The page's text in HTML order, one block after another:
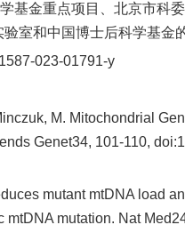
基金重点项目、北京市科
室和中国博士后科学基金
023-01791-y
M. Mitochondrial
Genet34, 101-110,
mutant mtDNA load
mutation. Nat